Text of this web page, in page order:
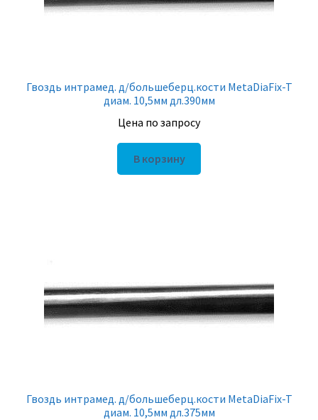
Гвоздь интрамед. д/большеберц.кости MetaDiaFix-T
диам. 10,5мм дл.390мм
Цена по запросу
В корзину
Гвоздь интрамед. д/большеберц.кости MetaDiaFix-T
диам. 10,5мм дл.375мм